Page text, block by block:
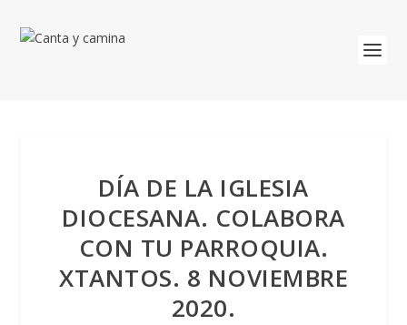
DÍA DE LA IGLESIA
DIOCESANA. COLABORA
CON TU PARROQUIA.
XTANTOS. 8 NOVIEMBRE
2020.